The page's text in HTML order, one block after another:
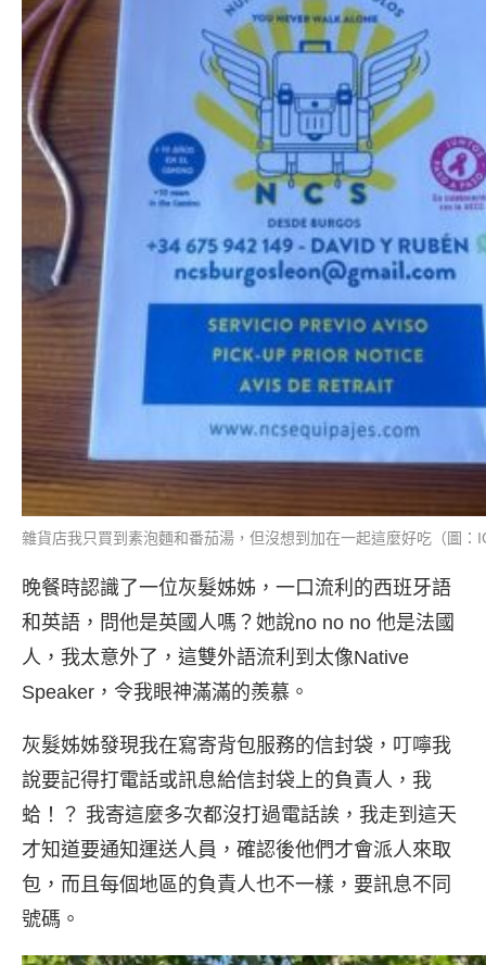
雜貨店我只買到素泡麵和番茄湯，但沒想到加在一起這麼好吃（圖：
晚餐時認識了一位灰髮姊姊，一口流利的西班牙語
和英語，問他是英國人嗎？她說no no no 他是法國
人，我太意外了，這雙外語流利到太像Native
Speaker，令我眼神滿滿的羨慕。
灰髮姊姊發現我在寫寄背包服務的信封袋，叮嚀我
說要記得打電話或訊息給信封袋上的負責人，我
蛤！？ 我寄這麼多次都沒打過電話誒，我走到這天
才知道要通知運送人員，確認後他們才會派人來取
包，而且每個地區的負責人也不一樣，要訊息不同
號碼。